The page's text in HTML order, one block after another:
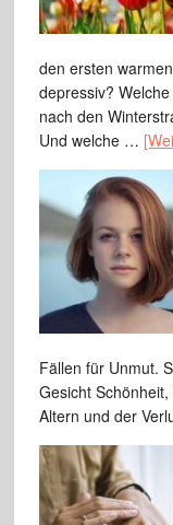
den ersten
depressiv?
nach den
Und welche …
Fällen für Unmut.
Gesicht
Altern und der